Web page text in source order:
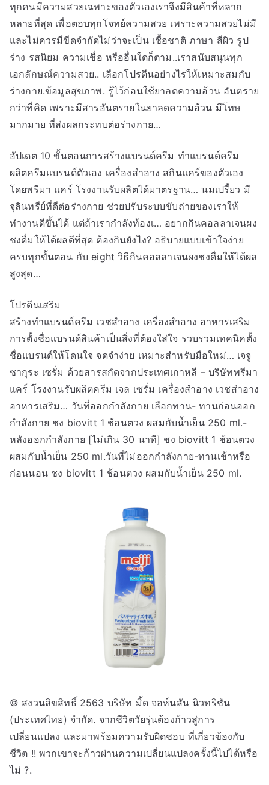
ทุกคนมีความสวยเฉพาะของตัวเองเราจึงมีสินค้าที่หลาก
หลายที่สุด เพื่อตอบทุกโจทย์ความสวย เพราะความสวยไม่มี
และไม่ควรมีขีดจำกัดไม่ว่าจะเป็น เชื้อชาติ ภาษา สีผิว รูป
ร่าง รสนิยม ความเชื่อ หรืออื่นใดก็ตาม..เราสนับสนุนทุก
เอกลักษณ์ความสวย.. เลือกโปรตีนอย่างไรให้เหมาะสมกับ
ร่างกาย.ข้อมูลสุขภาพ. รู้ไว้ก่อนใช้ยาลดความอ้วน อันตราย
กว่าที่คิด เพราะมีสารอันตรายในยาลดความอ้วน มีโทษ
มากมาย ที่ส่งผลกระทบต่อร่างกาย…
อัปเดต 10 ขั้นตอนการสร้างแบรนด์ครีม ทำแบรนด์ครีม
ผลิตครีมแบรนด์ตัวเอง เครื่องสำอาง สกินแคร์ของตัวเอง
โดยพรีมา แคร์ โรงงานรับผลิตได้มาตรฐาน… นมเปรี้ยว มี
จุลินทรีย์ที่ดีต่อร่างกาย ช่วยปรับระบบขับถ่ายของเราให้
ทำงานดีขึ้นได้ แต่ถ้าเรากำลังท้องเ… อยากกินคอลลาเจนผง
ชงดื่มให้ได้ผลดีที่สุด ต้องกินยังไง? อธิบายแบบเข้าใจง่าย
ครบทุกขั้นตอน กับ eight วิธีกินคอลลาเจนผงชงดื่มให้ได้ผล
สูงสุด…
โปรตีนเสริม
สร้างทำแบรนด์ครีม เวชสำอาง เครื่องสำอาง อาหารเสริม
การตั้งชื่อแบรนด์สินค้าเป็นสิ่งที่ต้องใส่ใจ รวบรวมเทคนิคตั้ง
ชื่อแบรนด์ให้โดนใจ จดจำง่าย เหมาะสำหรับมือใหม่… เจจู
ซากุระ เซรั่ม ด้วยสารสกัดจากประเทศเกาหลี – บริษัทพรีมา
แคร์ โรงงานรับผลิตครีม เจล เซรั่ม เครื่องสำอาง เวชสำอาง
อาหารเสริม… วันที่ออกกำลังกาย เลือกทาน- ทานก่อนออก
กำลังกาย ชง biovitt 1 ช้อนตวง ผสมกับน้ำเย็น 250 ml.-
หลังออกกำลังกาย [ไม่เกิน 30 นาที] ชง biovitt 1 ช้อนตวง
ผสมกับน้ำเย็น 250 ml.วันที่ไม่ออกกำลังกาย-ทานเช้าหรือ
ก่อนนอน ชง biovitt 1 ช้อนตวง ผสมกับน้ำเย็น 250 ml.
© สงวนลิขสิทธิ์ 2563 บริษัท มิ้ด จอห์นสัน นิวทริชัน
(ประเทศไทย) จำกัด. จากชีวิตวัยรุ่นต้องก้าวสู่การ
เปลี่ยนแปลง และมาพร้อมความรับผิดชอบ ที่เกี่ยวข้องกับ
ชีวิต !! พวกเขาจะก้าวผ่านความเปลี่ยนแปลงครั้งนี้ไปได้หรือ
ไม่ ?.